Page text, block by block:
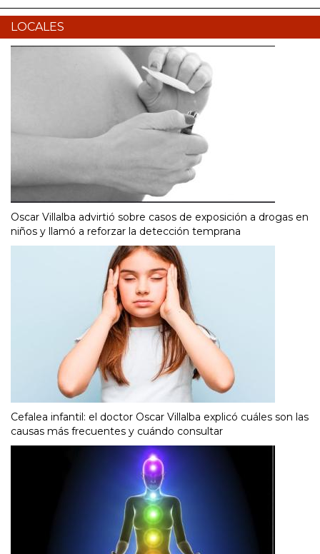
LOCALES
Oscar Villalba advirtió sobre casos de exposición a drogas en
niños y llamó a reforzar la detección temprana
Cefalea infantil: el doctor Oscar Villalba explicó cuáles son las
causas más frecuentes y cuándo consultar